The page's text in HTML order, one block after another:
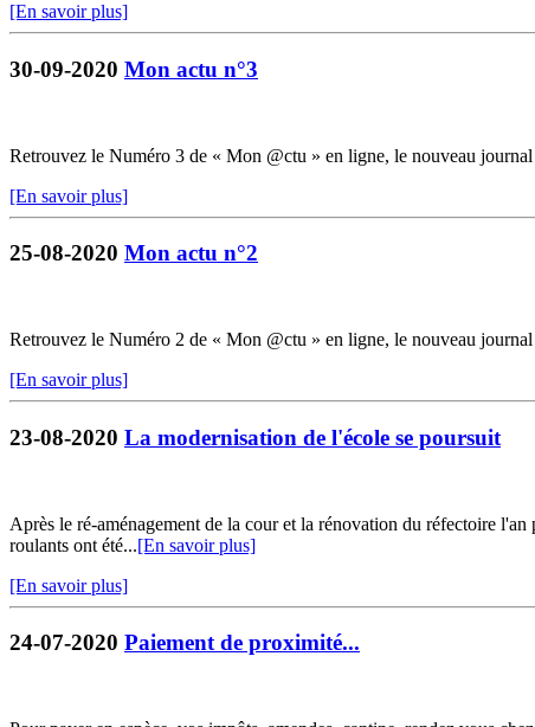
[En savoir plus]
30-09-2020 Mon actu n°3
Retrouvez le Numéro 3 de « Mon @ctu » en ligne, le nouveau
[En savoir plus]
25-08-2020 Mon actu n°2
Retrouvez le Numéro 2 de « Mon @ctu » en ligne, le nouveau
[En savoir plus]
23-08-2020 La modernisation de l'école se poursuit
Après le ré-aménagement de la cour et la rénovation du réfectoire
roulants ont été...[En savoir plus]
[En savoir plus]
24-07-2020 Paiement de proximité...